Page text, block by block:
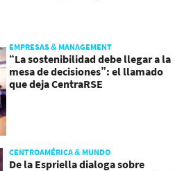
EMPRESAS & MANAGEMENT
“La sostenibilidad debe llegar a la
mesa de decisiones”: el llamado
que deja CentraRSE
CENTROAMÉRICA & MUNDO
De la Espriella dialoga sobre